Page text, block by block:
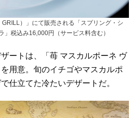
GRILL）」にて販売される「スプリング・シ
」税込み16,000円（サービス料含む）
ートは、「苺 マスカルポーネ ヴ
用意。旬のイチゴやマスカルポ
仕立てた冷たいデザートだ。